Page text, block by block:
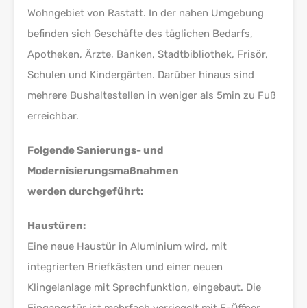
Wohngebiet von Rastatt. In der nahen Umgebung
befinden sich Geschäfte des täglichen Bedarfs,
Apotheken, Ärzte, Banken, Stadtbibliothek, Frisör,
Schulen und Kindergärten. Darüber hinaus sind
mehrere Bushaltestellen in weniger als 5min zu Fuß
erreichbar.
Folgende Sanierungs- und
Modernisierungsmaßnahmen
werden durchgeführt:
Haustüren:
Eine neue Haustür in Aluminium wird, mit
integrierten Briefkästen und einer neuen
Klingelanlage mit Sprechfunktion, eingebaut. Die